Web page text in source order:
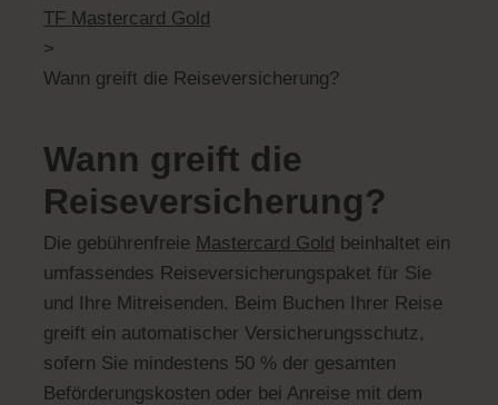
TF Mastercard Gold
>
Wann greift die Reiseversicherung?
Wann greift die
Reiseversicherung?
Die gebührenfreie Mastercard Gold beinhaltet ein
umfassendes Reiseversicherungspaket für Sie
und Ihre Mitreisenden. Beim Buchen Ihrer Reise
greift ein automatischer Versicherungsschutz,
sofern Sie mindestens 50 % der gesamten
Beförderungskosten oder bei Anreise mit dem